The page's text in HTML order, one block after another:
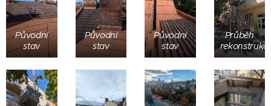
Původní
stav
Původní
stav
Původní
stav
Průběh